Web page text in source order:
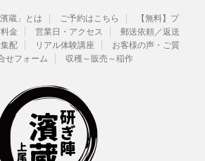
蔵」とは ご予約はこちら
【無料】プ
金 営業日・アクセス
郵送依頼／返送
配 リアル体験講座
お客様の声・ご質
せフォーム 収穫～販売～稲作